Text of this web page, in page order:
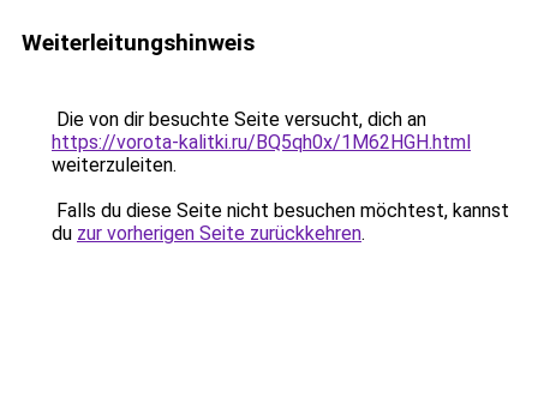
Weiterleitungshinweis
Die von dir besuchte Seite versucht, dich an
https://vorota-kalitki.ru/BQ5qh0x/1M62HGH.html
weiterzuleiten.
Falls du diese Seite nicht besuchen möchtest, kannst
du zur vorherigen Seite zurückkehren.